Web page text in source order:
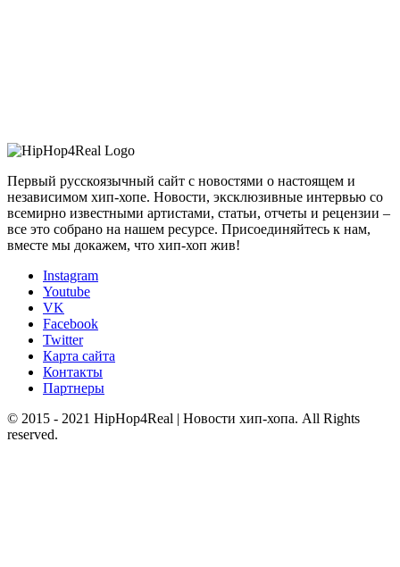
Первый русскоязычный сайт с новостями о настоящем и
независимом хип-хопе. Новости, эксклюзивные интервью со
всемирно известными артистами, статьи, отчеты и рецензии –
все это собрано на нашем ресурсе. Присоединяйтесь к нам,
вместе мы докажем, что хип-хоп жив!
Instagram
Youtube
VK
Facebook
Twitter
Карта сайта
Контакты
Партнеры
© 2015 - 2021 HipHop4Real | Новости хип-хопа. All Rights
reserved.